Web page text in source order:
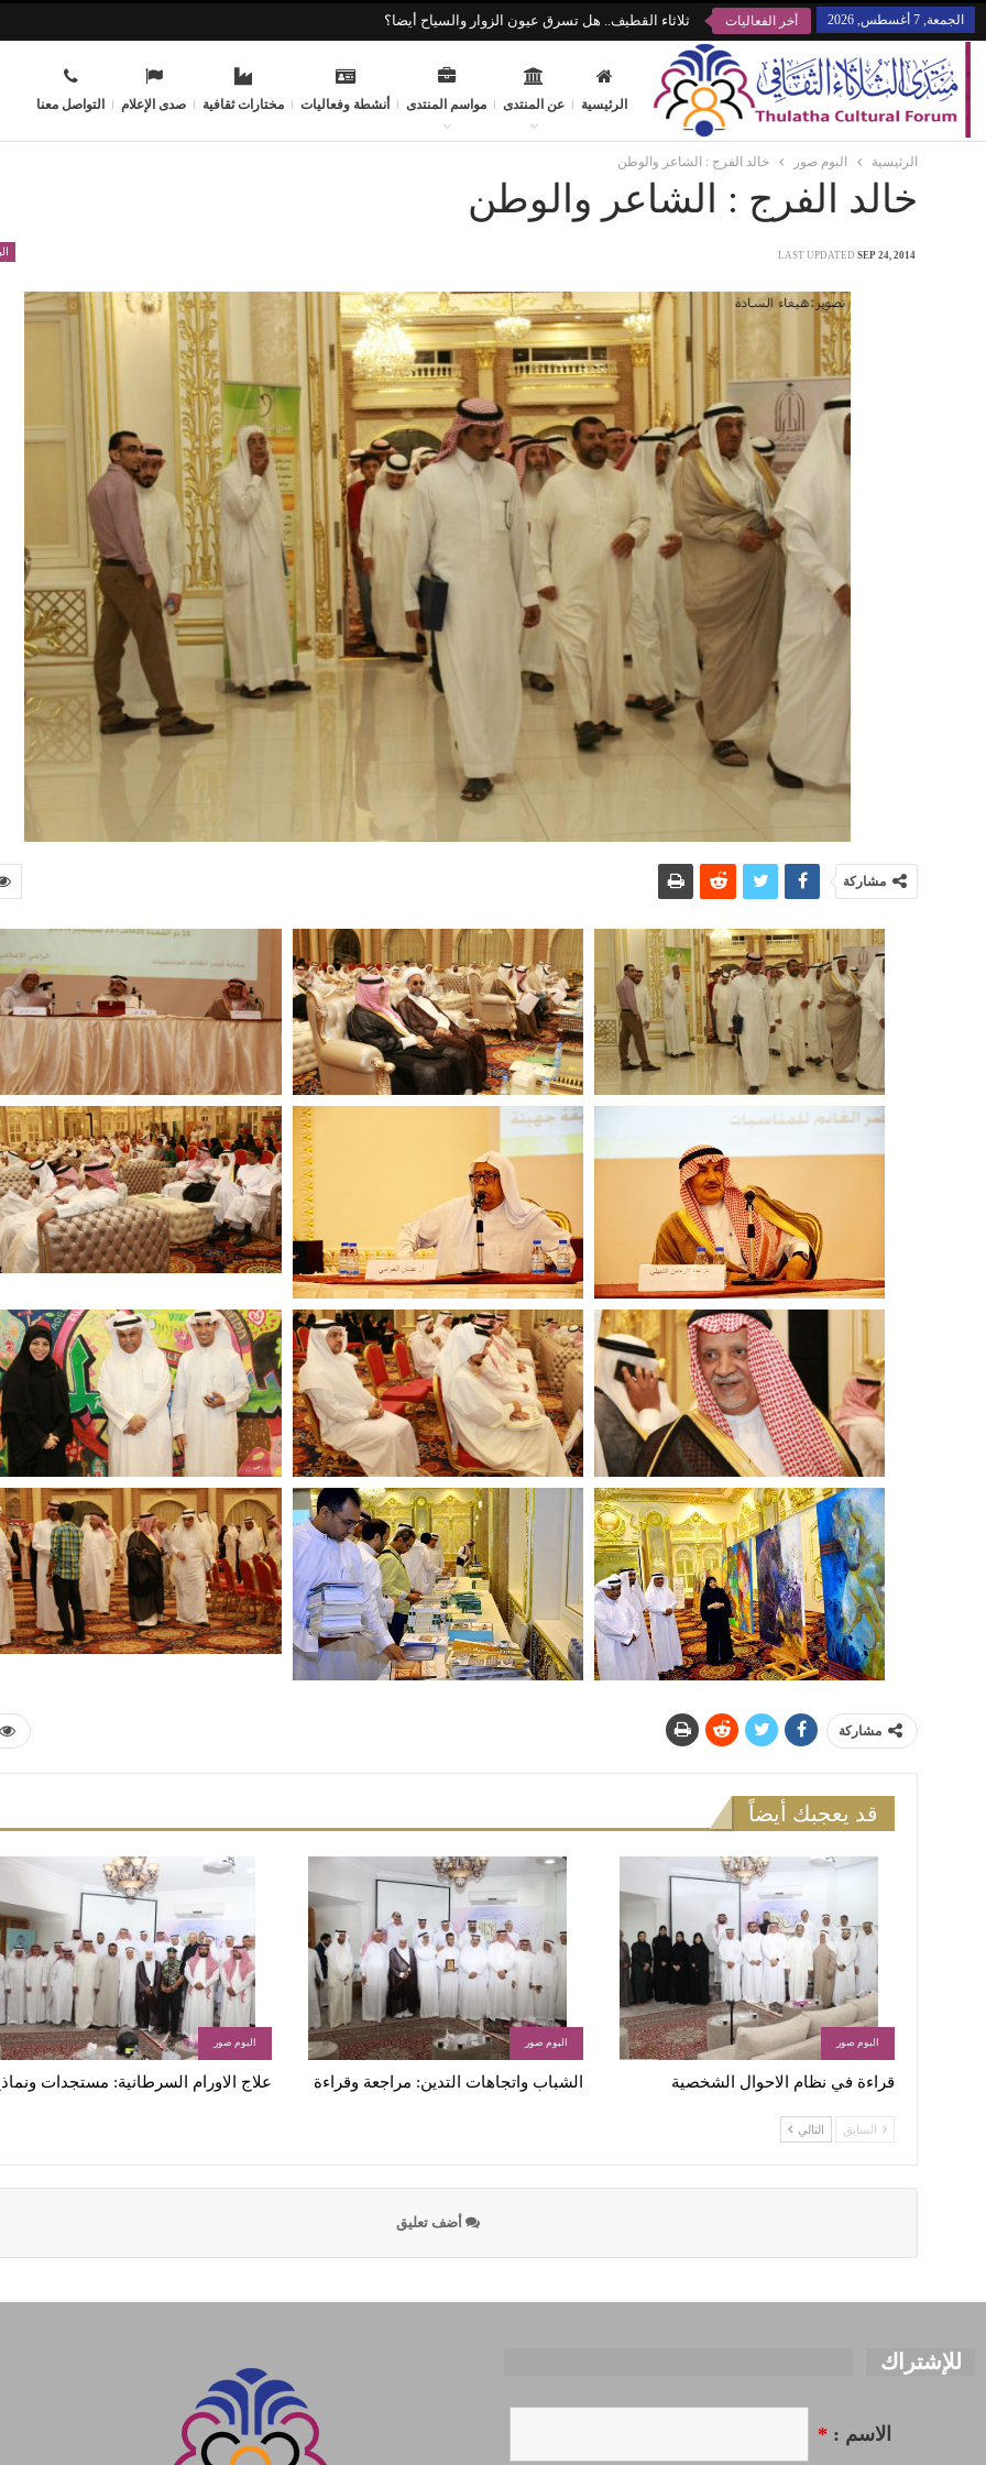
الجمعة, 7 أغسطس, 2026 أخر الفعاليات ثلاثاء القطيف.. هل تسرق عيون الزوار والسياح أيضا؟
الرئيسية عن المنتدى مواسم المنتدى أنشطة وفعاليات مختارات ثقافية صدى الإعلام التواصل معنا
الرئيسية البوم صور خالد الفرج : الشاعر والوطن
خالد الفرج : الشاعر والوطن
LAST UPDATED SEP 24, 2014
مشاركة
مشاركة
قد يعجبك أيضاً
البوم صور
قراءة في نظام الاحوال الشخصية
البوم صور
الشباب واتجاهات التدين: مراجعة وقراءة
البوم صور
علاج الاورام السرطانية: مستجدات
السابق التالي
أضف تعليق
للإشتراك
الاسم : *